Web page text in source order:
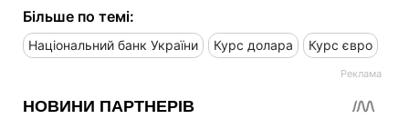
Більше по темі:
Національний банк України Курс долара Курс євро